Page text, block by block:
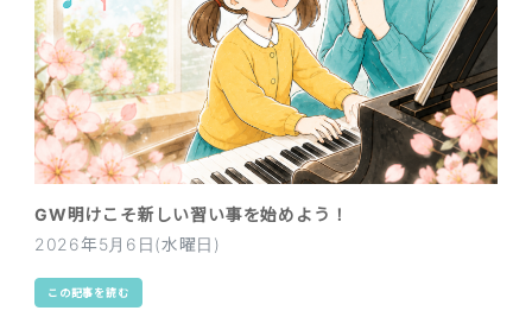
GW明けこそ新しい習い事を始めよう！
2026年5月6日(水曜日)
この記事を読む